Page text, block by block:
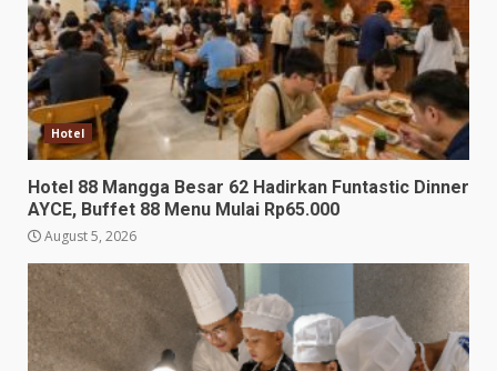
Hotel
Hotel 88 Mangga Besar 62 Hadirkan Funtastic Dinner
AYCE, Buffet 88 Menu Mulai Rp65.000
August 5, 2026